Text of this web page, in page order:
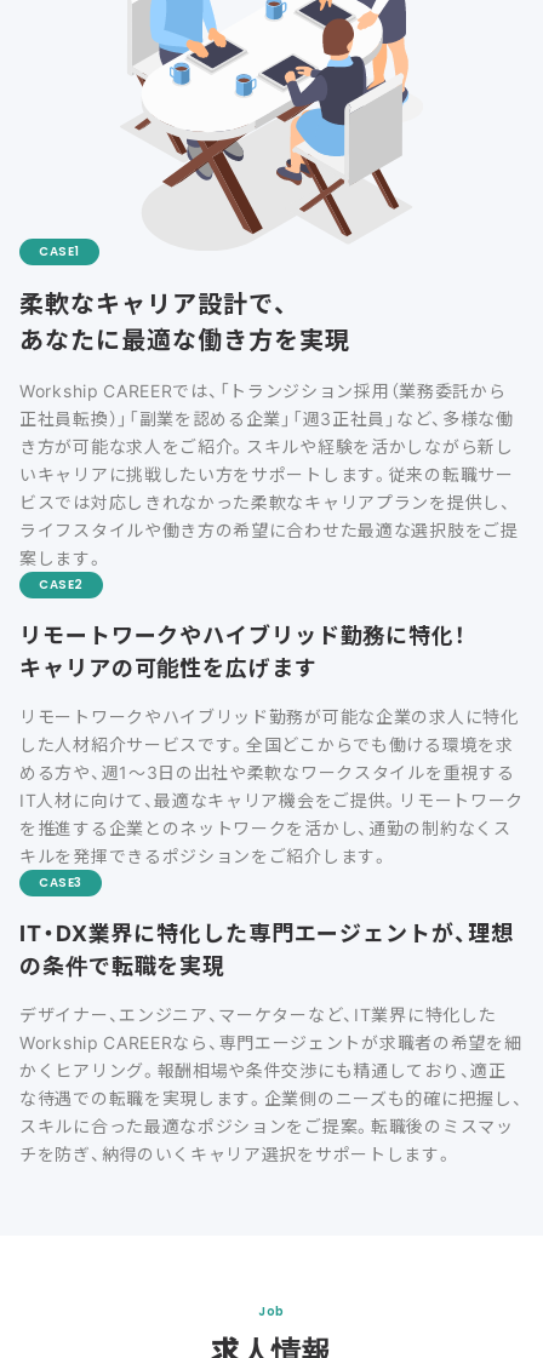
CASE
柔軟なキャリア設計で、
あなたに最適な働き方を実現
Workship CAREERでは、「トランジション採用（業務委託から
正社員転換）」「副業を認める企業」「週3正社員」など、多様な働
き方が可能な求人をご紹介。スキルや経験を活かしながら新し
いキャリアに挑戦したい方をサポートします。従来の転職サー
ビスでは対応しきれなかった柔軟なキャリアプランを提供し、
ライフスタイルや働き方の希望に合わせた最適な選択肢をご提
案します。
CASE
リモートワークやハイブリッド勤務に特化！
キャリアの可能性を広げます
リモートワークやハイブリッド勤務が可能な企業の求人に特化
した人材紹介サービスです。全国どこからでも働ける環境を求
める方や、週1〜3日の出社や柔軟なワークスタイルを重視する
IT人材に向けて、最適なキャリア機会をご提供。リモートワーク
を推進する企業とのネットワークを活かし、通勤の制約なくス
キルを発揮できるポジションをご紹介します。
CASE
IT・DX業界に特化した専門エージェントが、理想
の条件で転職を実現
デザイナー、エンジニア、マーケターなど、IT業界に特化した
Workship CAREERなら、専門エージェントが求職者の希望を細
かくヒアリング。報酬相場や条件交渉にも精通しており、適正
な待遇での転職を実現します。企業側のニーズも的確に把握し、
スキルに合った最適なポジションをご提案。転職後のミスマッ
チを防ぎ、納得のいくキャリア選択をサポートします。
Job
求人情報